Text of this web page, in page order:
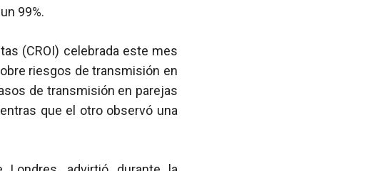
99%.
(CROI) celebrada este mes
riesgos de transmisión en
de transmisión en parejas
que el otro observó una